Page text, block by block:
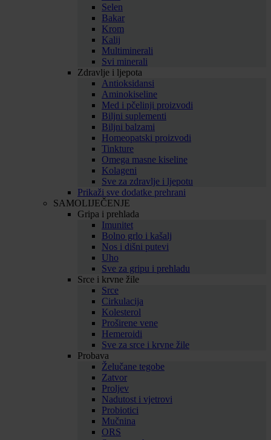
Selen
Bakar
Krom
Kalij
Multiminerali
Svi minerali
Zdravlje i ljepota
Antioksidansi
Aminokiseline
Med i pčelinji proizvodi
Biljni suplementi
Biljni balzami
Homeopatski proizvodi
Tinkture
Omega masne kiseline
Kolageni
Sve za zdravlje i ljepotu
Prikaži sve dodatke prehrani
SAMOLIJEČENJE
Gripa i prehlada
Imunitet
Bolno grlo i kašalj
Nos i dišni putevi
Uho
Sve za gripu i prehladu
Srce i krvne žile
Srce
Cirkulacija
Kolesterol
Proširene vene
Hemeroidi
Sve za srce i krvne žile
Probava
Želučane tegobe
Zatvor
Proljev
Nadutost i vjetrovi
Probiotici
Mučnina
ORS